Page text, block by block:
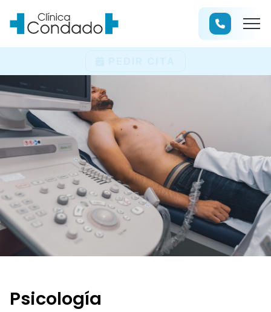
Psicología